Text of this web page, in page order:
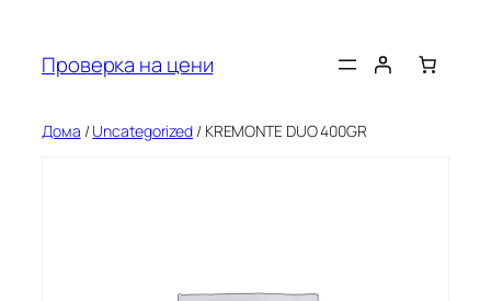
содржината
Проверка на цени
Дома /Uncategorized / KREMONTE DUO 400GR